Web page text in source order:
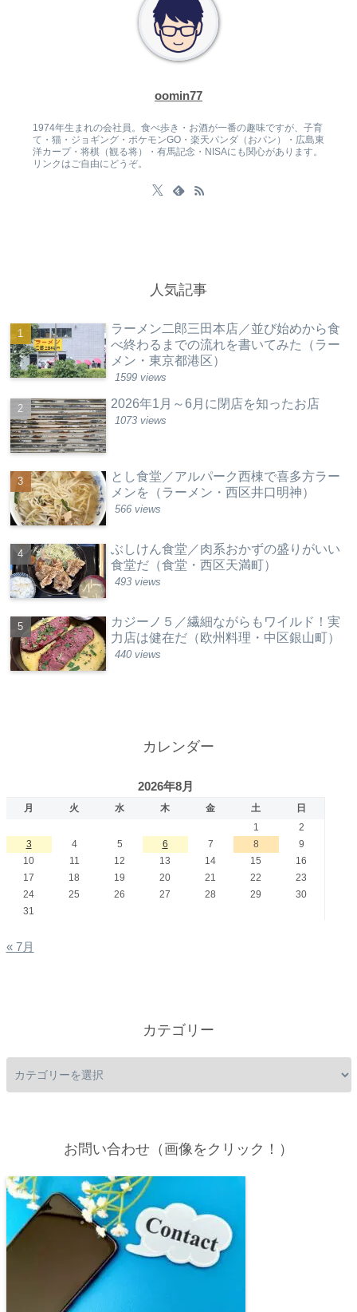
oomin77
1974年生まれの会社員。食べ歩き・お酒が一番の趣味ですが、子育
て・猫・ジョギング・ポケモンGO・楽天パンダ（おパン）・広島東
洋カープ・将棋（観る将）・有馬記念・NISAにも関心があります。
リンクはご自由にどうぞ。
人気記事
ラーメン二郎三田本店／並び始めから食
べ終わるまでの流れを書いてみた（ラー
メン・東京都港区）
1599 views
2026年1月～6月に閉店を知ったお店
1073 views
とし食堂／アルパーク西棟で喜多方ラー
メンを（ラーメン・西区井口明神）
566 views
ぶしけん食堂／肉系おかずの盛りがいい
食堂だ（食堂・西区天満町）
493 views
カジーノ５／繊細ながらもワイルド！実
力店は健在だ（欧州料理・中区銀山町）
440 views
カレンダー
2026年8月
月 火 水 木 金 土
日
1
2
3
4 5 6 7 8
9
10
11 12 13 14 15
16
17
18 19 20 21 22
23
24
25 26 27 28 29
30
31
« 7月
カテゴリー
お問い合わせ（画像をクリック！）